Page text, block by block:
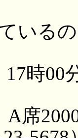
いる
17時
席